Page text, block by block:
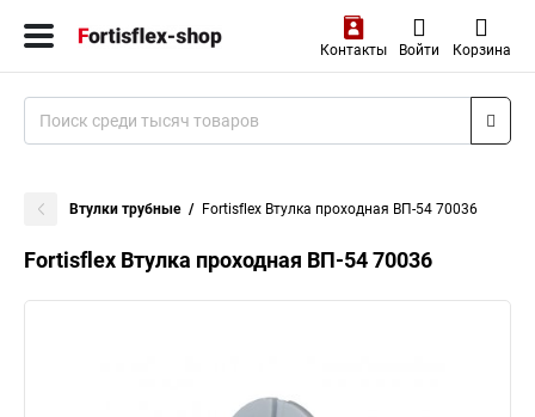
Контакты Войти Корзина
Втулки трубные Fortisflex Втулка проходная ВП-54 70036
Fortisflex Втулка проходная ВП-54 70036